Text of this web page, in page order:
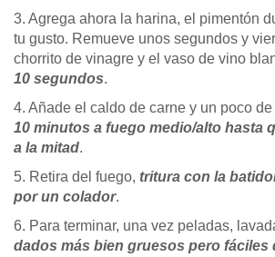
3. Agrega ahora la harina, el pimentón
tu gusto. Remueve unos segundos y
chorrito de vinagre y el vaso de vino
10 segundos.
4. Añade el caldo de carne y un poco de
10 minutos a fuego medio/alto hasta
a la mitad.
5. Retira del fuego, tritura con la
por un colador.
6. Para terminar, una vez peladas,
dados más bien gruesos pero fáciles